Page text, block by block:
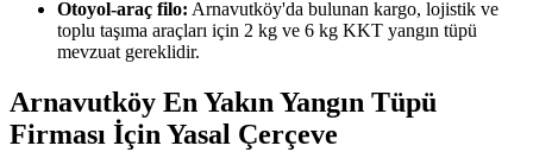
Otoyol-araç filo: Arnavutköy'da bulunan kargo, lojistik ve
toplu taşıma araçları için 2 kg ve 6 kg KKT yangın tüpü
mevzuat gereklidir.
Arnavutköy En Yakın Yangın Tüpü
Firması İçin Yasal Çerçeve